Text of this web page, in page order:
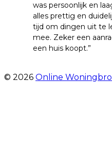
was persoonlijk en
alles prettig en
tijd om dingen uit te
mee. Zeker een
een huis koopt.”
© 2026 Online